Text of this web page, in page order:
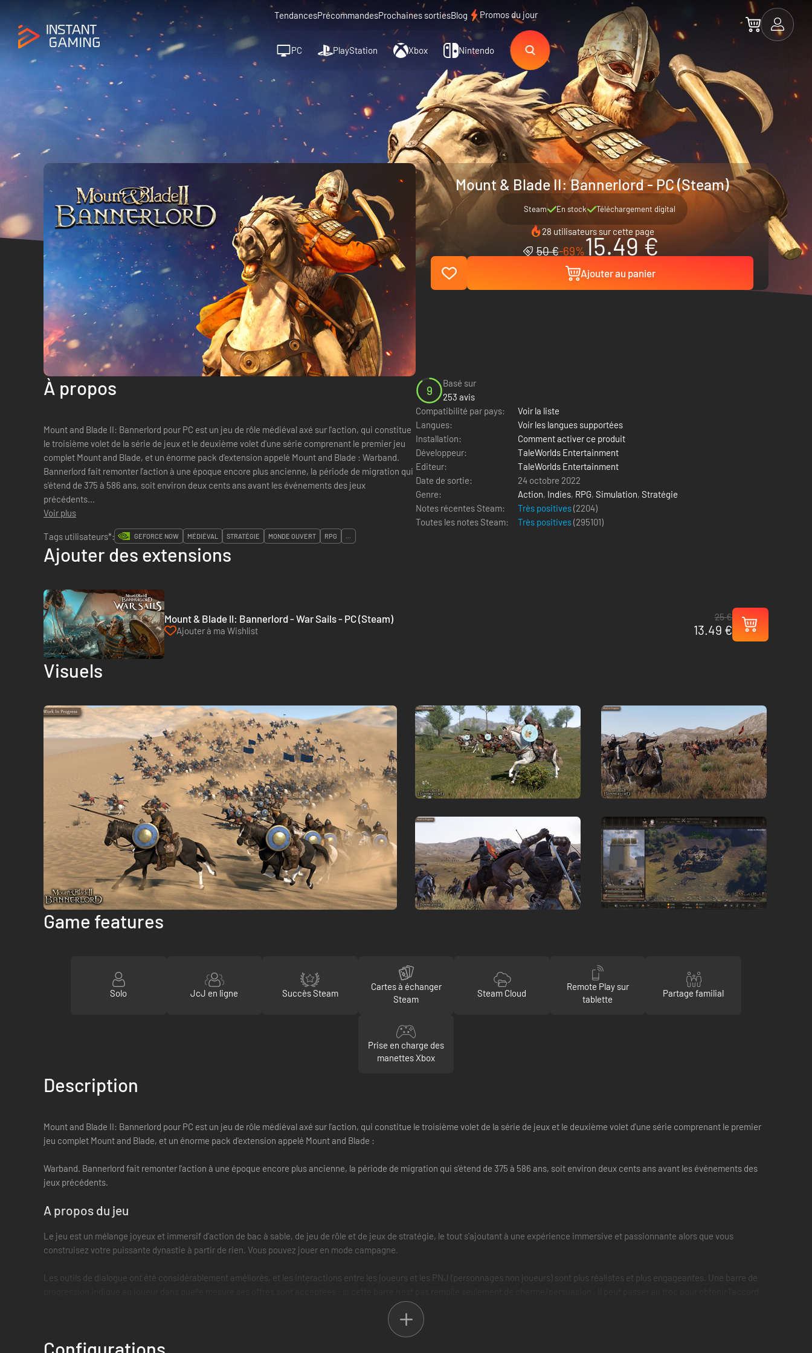
TendancesPrécommandesProchaines sortiesBlog Promos du jour
PC PlayStation Xbox Nintendo
Mount & Blade II: Bannerlord - PC (Steam)
Steam En stock Téléchargement digital
28 utilisateurs sur cette page
50 €-69%15.49 €
Ajouter au panier
À propos
Mount and Blade II: Bannerlord pour PC est un jeu de rôle médiéval axé sur l'action, qui constitue
le troisième volet de la série de jeux et le deuxième volet d'une série comprenant le premier jeu
complet Mount and Blade, et un énorme pack d'extension appelé Mount and Blade : Warband.
Bannerlord fait remonter l'action à une époque encore plus ancienne, la période de migration qui
s'étend de 375 à 586 ans, soit environ deux cents ans avant les événements des jeux
précédents...
Voir plus
9
Basé sur
253 avis
Compatibilité par pays:
Voir la liste
Langues:
Voir les langues supportées
Installation:
Comment activer ce produit
Développeur:
TaleWorlds Entertainment
Editeur:
TaleWorlds Entertainment
Date de sortie:
24 octobre 2022
Genre:
Action, Indies, RPG, Simulation, Stratégie
Notes récentes Steam:
Très positives(2204)
Toutes les notes Steam:
Très positives(295101)
Tags utilisateurs*:
GEFORCE NOW MÉDIÉVAL STRATÉGIE MONDE OUVERT RPG ...
Ajouter des extensions
Mount & Blade II: Bannerlord - War Sails - PC (Steam)
Ajouter à ma Wishlist
25 €
13.49 €
Visuels
Game features
Solo JcJ en ligne Succès Steam
Cartes à échanger
Steam
Steam Cloud
Remote Play sur
tablette
Partage familial
Prise en charge des
manettes Xbox
Description
Mount and Blade II: Bannerlord pour PC est un jeu de rôle médiéval axé sur l'action, qui constitue le troisième volet de la série de jeux et le deuxième volet d'une série comprenant le premier
jeu complet Mount and Blade, et un énorme pack d'extension appelé Mount and Blade :
Warband. Bannerlord fait remonter l'action à une époque encore plus ancienne, la période de migration qui s'étend de 375 à 586 ans, soit environ deux cents ans avant les événements des
jeux précédents.
A propos du jeu
Le jeu est un mélange joyeux et immersif d'action de bac à sable, de jeu de rôle et de jeux de stratégie, le tout s'ajoutant à une expérience immersive et passionnante alors que vous
construisez votre puissante dynastie à partir de rien. Vous pouvez jouer en mode campagne.
Les outils de dialogue ont été considérablement améliorés, et les interactions entre les joueurs et les PNJ (personnages non joueurs) sont plus réalistes et plus engageantes. Une barre de
La partie stratégique entre en jeu très tôt, le joueur devant examiner le terrain, rechercher les faiblesses des défenses de l'adversaire. Pour accélérer le jeu et faire progresser le combat,
seules certaines parties des forteresses (merlons, guérites et engins de siège) sont destructibles. Les armes doivent donc être placées avec précaution, en visant à détruire les zones
appartenant à l'ennemi, tout en protégeant vos propres engins afin de limiter les dégâts.
Configurations